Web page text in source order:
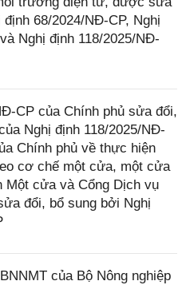
68/2024/NĐ-CP, Nghị
Nghị định 118/2025/NĐ-
CP của Chính phủ sửa đổi,
Nghị định 118/2025/NĐ-
Chính phủ về thực hiện
cơ chế một cửa, một cửa
Một cửa và Cổng Dịch vụ
đổi, bổ sung bởi Nghị
của Bộ Nông nghiệp